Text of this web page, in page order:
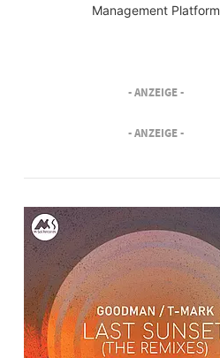
Management Platform
- ANZEIGE -
- ANZEIGE -